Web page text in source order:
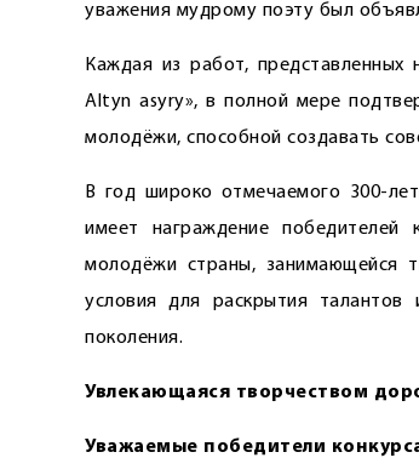
уважения мудрому поэту был
Каждая из работ, представленных
Altyn asyry», в полной мере
молодёжи, способной создавать
В год широко отмечаемого 300-
имеет награждение победителей
молодёжи страны, занимающейся
условия для раскрытия
поколения.
Увлекающаяся творчеством
Уважаемые победители